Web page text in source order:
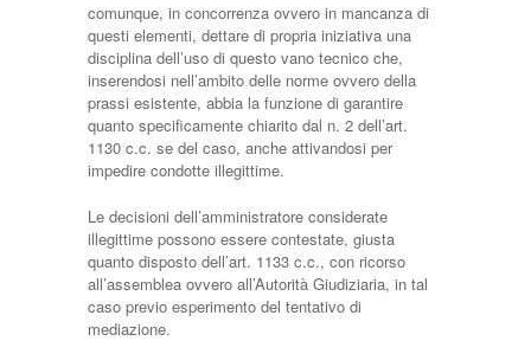
comunque, in concorrenza ovvero in mancanza di
questi elementi, dettare di propria iniziativa una
disciplina dell’uso di questo vano tecnico che,
inserendosi nell’ambito delle norme ovvero della
prassi esistente, abbia la funzione di garantire
quanto specificamente chiarito dal n. 2 dell’art.
1130 c.c. se del caso, anche attivandosi per
impedire condotte illegittime.
Le decisioni dell’amministratore considerate
illegittime possono essere contestate, giusta
quanto disposto dell’art. 1133 c.c., con ricorso
all’assemblea ovvero all’Autorità Giudiziaria, in tal
caso previo esperimento del tentativo di
mediazione.